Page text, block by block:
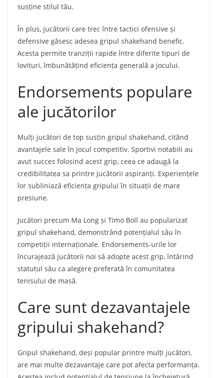
susține stilul tău.
În plus, jucătorii care trec între tactici ofensive și
defensive găsesc adesea gripul shakehand benefic.
Acesta permite tranziții rapide între diferite tipuri de
lovituri, îmbunătățind eficiența generală a jocului.
Endorsements populare
ale jucătorilor
Mulți jucători de top susțin gripul shakehand, citând
avantajele sale în jocul competitiv. Sportivi notabili au
avut succes folosind acest grip, ceea ce adaugă la
credibilitatea sa printre jucătorii aspiranți. Experiențele
lor subliniază eficiența gripului în situații de mare
presiune.
Jucători precum Ma Long și Timo Boll au popularizat
gripul shakehand, demonstrând potențialul său în
competiții internaționale. Endorsements-urile lor
încurajează jucătorii noi să adopte acest grip, întărind
statutul său ca alegere preferată în comunitatea
tenisului de masă.
Care sunt dezavantajele
gripului shakehand?
Gripul shakehand, deși popular printre mulți jucători,
are mai multe dezavantaje care pot afecta performanța.